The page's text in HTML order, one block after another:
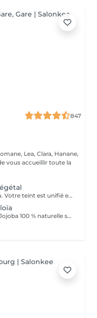
847
Lea, Clara, Hanane,
vous accueillir toute la
Ce soin purifie et hydrate votre peau. Votre teint est unifié et lumineux, grâce à l' alliance du Charbon Végétal et de l'édulis
Découvrez la sensation de lhuile de Jojoba 100 % naturelle sur votre peau. Nourrie, votre peau retrouve tout son confort. Libéré de ses tensions grâce aux mains habiles de notre esthéticienne, votre visage est détendu. Bénéfices : Nourrie, votre peau retrouve tout son confort.